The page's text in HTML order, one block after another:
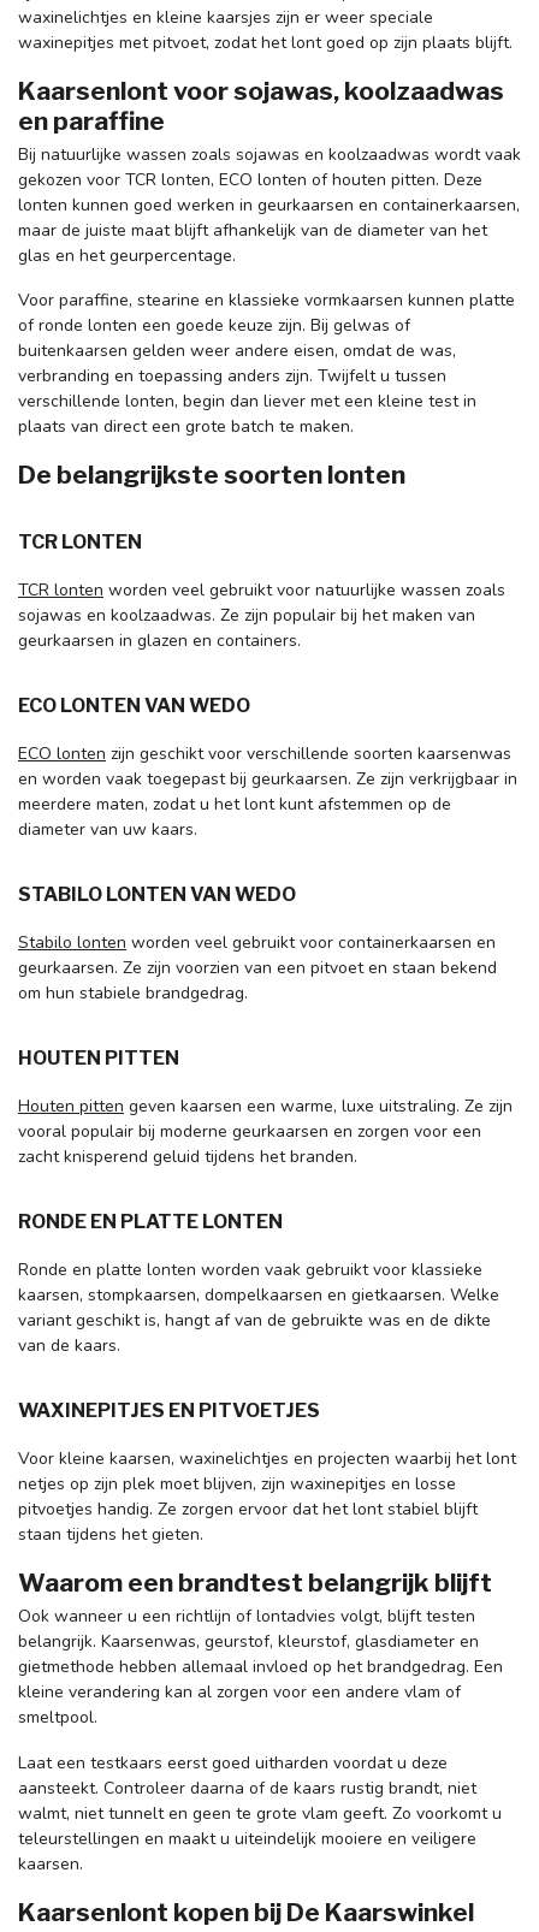
waxinelichtjes en kleine kaarsjes zijn er weer speciale
waxinepitjes met pitvoet, zodat het lont goed op zijn plaats blijft.
Kaarsenlont voor sojawas, koolzaadwas
en paraffine
Bij natuurlijke wassen zoals sojawas en koolzaadwas wordt vaak
gekozen voor TCR lonten, ECO lonten of houten pitten. Deze
lonten kunnen goed werken in geurkaarsen en containerkaarsen,
maar de juiste maat blijft afhankelijk van de diameter van het
glas en het geurpercentage.
Voor paraffine, stearine en klassieke vormkaarsen kunnen platte
of ronde lonten een goede keuze zijn. Bij gelwas of
buitenkaarsen gelden weer andere eisen, omdat de was,
verbranding en toepassing anders zijn. Twijfelt u tussen
verschillende lonten, begin dan liever met een kleine test in
plaats van direct een grote batch te maken.
De belangrijkste soorten lonten
TCR LONTEN
TCR lonten worden veel gebruikt voor natuurlijke wassen zoals
sojawas en koolzaadwas. Ze zijn populair bij het maken van
geurkaarsen in glazen en containers.
ECO LONTEN VAN WEDO
ECO lonten zijn geschikt voor verschillende soorten kaarsenwas
en worden vaak toegepast bij geurkaarsen. Ze zijn verkrijgbaar in
meerdere maten, zodat u het lont kunt afstemmen op de
diameter van uw kaars.
STABILO LONTEN VAN WEDO
Stabilo lonten worden veel gebruikt voor containerkaarsen en
geurkaarsen. Ze zijn voorzien van een pitvoet en staan bekend
om hun stabiele brandgedrag.
HOUTEN PITTEN
Houten pitten geven kaarsen een warme, luxe uitstraling. Ze zijn
vooral populair bij moderne geurkaarsen en zorgen voor een
zacht knisperend geluid tijdens het branden.
RONDE EN PLATTE LONTEN
Ronde en platte lonten worden vaak gebruikt voor klassieke
kaarsen, stompkaarsen, dompelkaarsen en gietkaarsen. Welke
variant geschikt is, hangt af van de gebruikte was en de dikte
van de kaars.
WAXINEPITJES EN PITVOETJES
Voor kleine kaarsen, waxinelichtjes en projecten waarbij het lont
netjes op zijn plek moet blijven, zijn waxinepitjes en losse
pitvoetjes handig. Ze zorgen ervoor dat het lont stabiel blijft
staan tijdens het gieten.
Waarom een brandtest belangrijk blijft
Ook wanneer u een richtlijn of lontadvies volgt, blijft testen
belangrijk. Kaarsenwas, geurstof, kleurstof, glasdiameter en
gietmethode hebben allemaal invloed op het brandgedrag. Een
kleine verandering kan al zorgen voor een andere vlam of
smeltpool.
Laat een testkaars eerst goed uitharden voordat u deze
aansteekt. Controleer daarna of de kaars rustig brandt, niet
walmt, niet tunnelt en geen te grote vlam geeft. Zo voorkomt u
teleurstellingen en maakt u uiteindelijk mooiere en veiligere
kaarsen.
Kaarsenlont kopen bij De Kaarswinkel